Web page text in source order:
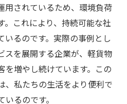
用されているため、環境負荷
。これにより、持続可能な社
いるのです。実際の事例とし
スを展開する企業が、軽貨物
を増やし続けています。この
、私たちの生活をより便利で
るのです。